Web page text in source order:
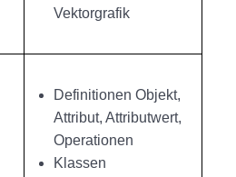
Vektorgrafik
Definitionen Objekt,
Attribut, Attributwert,
Operationen
Klassen